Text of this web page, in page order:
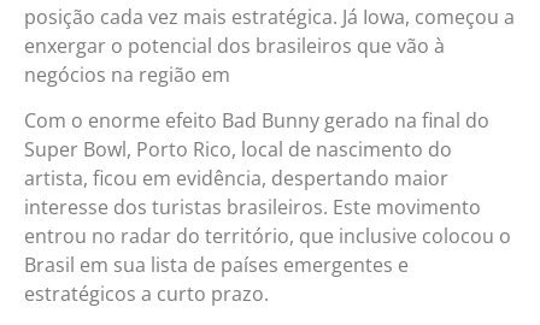
posição cada vez mais estratégica. Já Iowa, começou a
enxergar o potencial dos brasileiros que vão à
negócios na região em
Com o enorme efeito Bad Bunny gerado na final do
Super Bowl, Porto Rico, local de nascimento do
artista, ficou em evidência, despertando maior
interesse dos turistas brasileiros. Este movimento
entrou no radar do território, que inclusive colocou o
Brasil em sua lista de países emergentes e
estratégicos a curto prazo.